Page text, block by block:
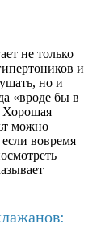
не только
и
но и
«вроде бы в
Хорошая
можно
вовремя